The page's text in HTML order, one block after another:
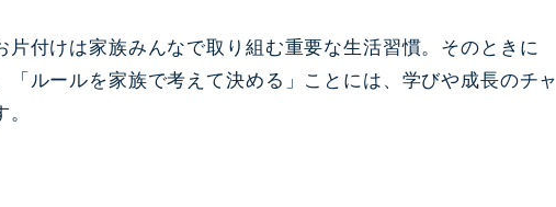
片付けは家族みんなで取り組む重要な生活習慣。そのときに
「ルールを家族で考えて決める」ことには、学びや成長のチャ